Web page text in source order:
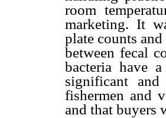
room
marketing. It
plate counts
between fecal
bacteria have
significant
fishermen and
and that buyers